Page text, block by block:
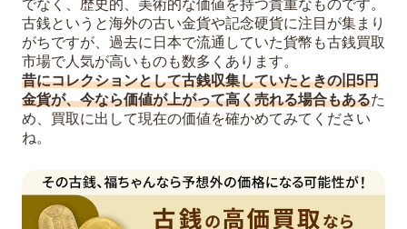
でなく、歴史的、美術的な価値を持つ貴重なものです。
古銭というと海外の古い金貨や記念硬貨に注目が集まり
がちですが、過去に日本で流通していた貨幣も古銭買取
市場で人気が高いものも数多くあります。
昔にコレクションとして古銭収集していたときの旧5円
金貨が、今なら価値が上がって高く売れる場合もあるた
め、買取に出して現在の価値を確かめてみてください
ね。